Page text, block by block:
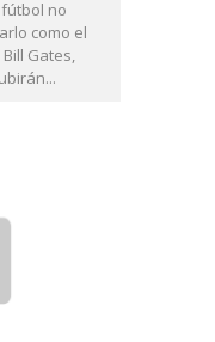
no
como el
Gates,